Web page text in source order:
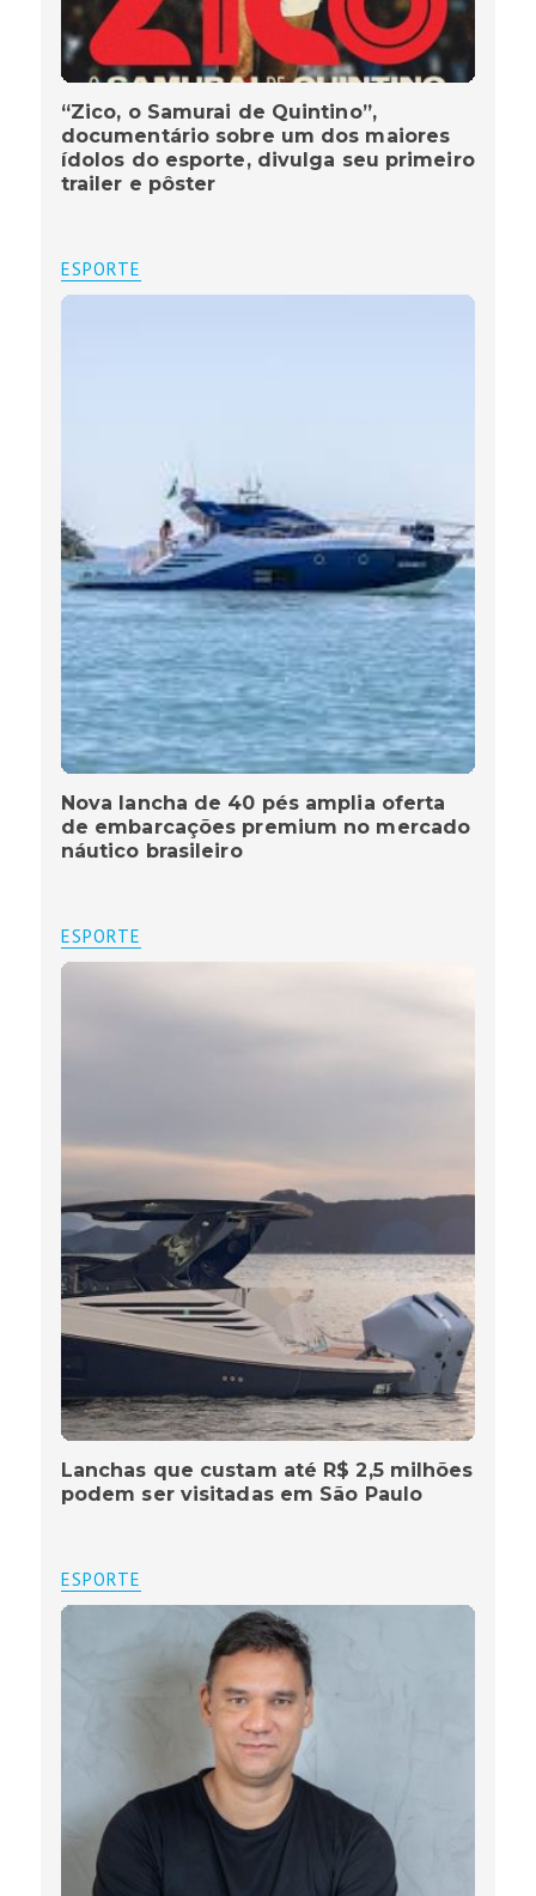
“Zico, o Samurai de Quintino”,
documentário sobre um dos maiores
ídolos do esporte, divulga seu primeiro
trailer e pôster
ESPORTE
Nova lancha de 40 pés amplia oferta
de embarcações premium no mercado
náutico brasileiro
ESPORTE
Lanchas que custam até R$ 2,5 milhões
podem ser visitadas em São Paulo
ESPORTE